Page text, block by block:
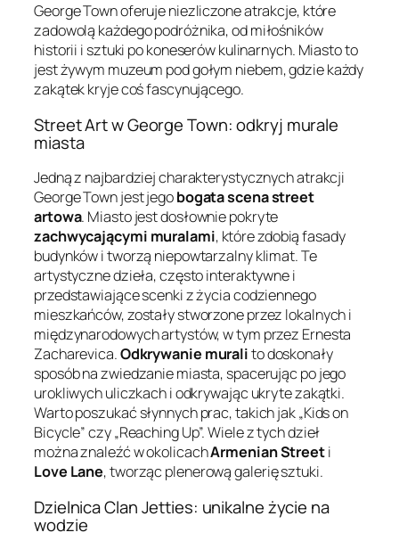
George Town oferuje niezliczone atrakcje, które
zadowolą każdego podróżnika, od miłośników
historii i sztuki po koneserów kulinarnych. Miasto to
jest żywym muzeum pod gołym niebem, gdzie każdy
zakątek kryje coś fascynującego.
Street Art w George Town: odkryj murale
miasta
Jedną z najbardziej charakterystycznych atrakcji
George Town jest jegobogata scena street
artowa. Miasto jest dosłownie pokryte
zachwycającymi muralami, które zdobią fasady
budynków i tworzą niepowtarzalny klimat. Te
artystyczne dzieła, często interaktywne i
przedstawiające scenki z życia codziennego
mieszkańców, zostały stworzone przez lokalnych i
międzynarodowych artystów, w tym przez Ernesta
Zacharevica.Odkrywanie muralito doskonały
sposób na zwiedzanie miasta, spacerując po jego
urokliwych uliczkach i odkrywając ukryte zakątki.
Warto poszukać słynnych prac, takich jak „Kids on
Bicycle” czy „Reaching Up”. Wiele z tych dzieł
można znaleźć w okolicachArmenian Streeti
Love Lane, tworząc plenerową galerię sztuki.
Dzielnica Clan Jetties: unikalne życie na
wodzie